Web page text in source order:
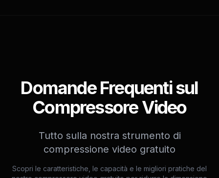
Domande Frequenti sul
Compressore Video
Tutto sulla nostra strumento di
compressione video gratuito
Scopri le caratteristiche, le capacità e le migliori pratiche del